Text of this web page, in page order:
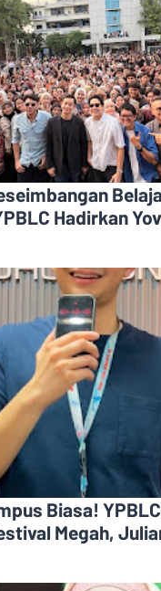
Hadirkan
University
Biasa!
Megah,
Sebut Siap
Z'